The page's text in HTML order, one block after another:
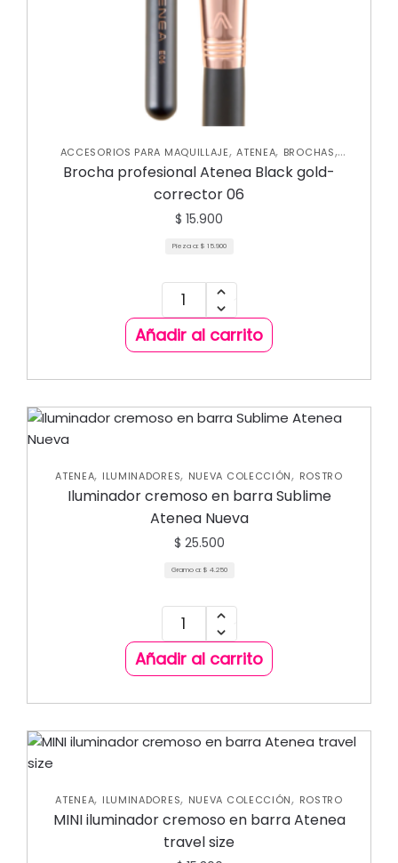
ACCESORIOS PARA MAQUILLAJE,ATENEA, BROCHAS,
CORRECTORES
Brocha profesional Atenea Black gold-
corrector 06
$ 15.900
Pieza a: $ 15.900
Añadir al carrito
ATENEA, ILUMINADORES, NUEVA COLECCIÓN, ROSTRO
Iluminador cremoso en barra Sublime
Atenea Nueva
$ 25.500
Gramo a: $ 4.250
Añadir al carrito
ATENEA, ILUMINADORES, NUEVA COLECCIÓN, ROSTRO
MINI iluminador cremoso en barra Atenea
travel size